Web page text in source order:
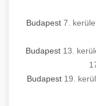
Budapest 7.
Budapest 13.
Budapest 19.